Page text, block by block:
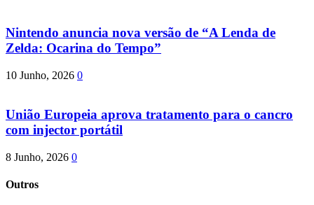
Nintendo anuncia nova versão de “A Lenda de
Zelda: Ocarina do Tempo”
10 Junho, 2026 0
União Europeia aprova tratamento para o cancro
com injector portátil
8 Junho, 2026 0
Outros